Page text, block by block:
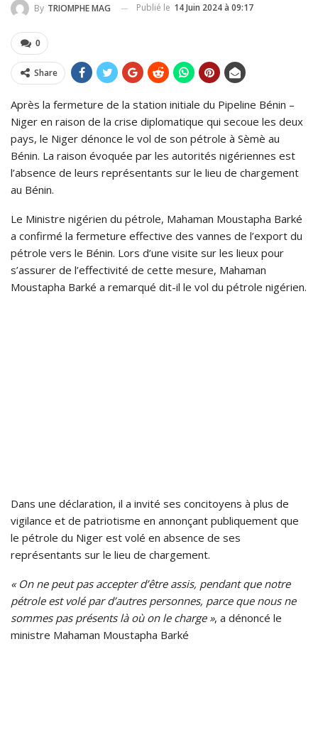
By TRIOMPHE MAG Publié le 14 Juin 2024 à 09:17
0
Share
Après la fermeture de la station initiale du Pipeline Bénin –
Niger en raison de la crise diplomatique qui secoue les deux
pays, le Niger dénonce le vol de son pétrole à Sèmè au
Bénin. La raison évoquée par les autorités nigériennes est
l’absence de leurs représentants sur le lieu de chargement
au Bénin.
Le Ministre nigérien du pétrole, Mahaman Moustapha Barké
a confirmé la fermeture effective des vannes de l’export du
pétrole vers le Bénin. Lors d’une visite sur les lieux pour
s’assurer de l’effectivité de cette mesure, Mahaman
Moustapha Barké a remarqué dit-il le vol du pétrole nigérien.
Dans une déclaration, il a invité ses concitoyens à plus de
vigilance et de patriotisme en annonçant publiquement que
le pétrole du Niger est volé en absence de ses
représentants sur le lieu de chargement.
« On ne peut pas accepter d’être assis, pendant que notre
pétrole est volé par d’autres personnes, parce que nous ne
sommes pas présents là où on le charge », a dénoncé le
ministre Mahaman Moustapha Barké